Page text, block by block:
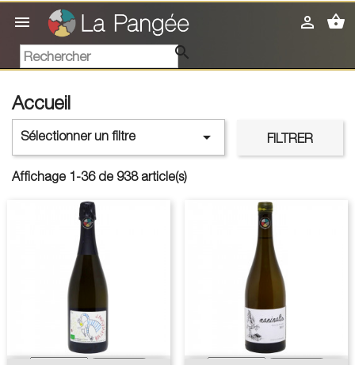
 shopping_basket


Accueil
Sélectionner un filtre  FILTRER
Affichage 1-36 de 938 article(s)